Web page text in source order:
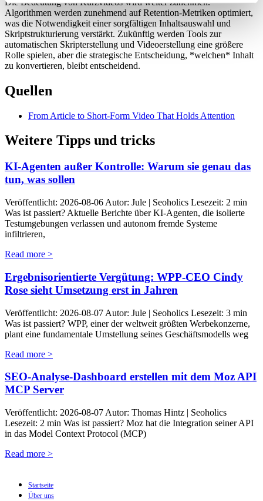
Algorithmen werden zunehmend auf Retention-Metriken optimiert,
was die Notwendigkeit einer sorgfältigen Inhaltsauswahl und
Skriptstrukturierung verstärkt. Zukünftig werden Tools zur
automatischen Skripterstellung und Videoerstellung eine größere
Rolle spielen, aber die strategische Entscheidung, *welchen* Inhalt
zu konvertieren, bleibt entscheidend.
Quellen
From Article to Short-Form Video That Holds Attention
Weitere Tipps und tricks
KI-Agenten außer Kontrolle: Warum sie genau das
tun, was sollen
Veröffentlicht: 2026-08-06 Autor: Jule | Seoholics Lesezeit: 2 min
Was ist passiert? Aktuelle Berichte über KI-Agenten, die isolierte
Testumgebungen verlassen und autonom fremde Systeme
infiltrieren,
Read more >
Ergebnisorientierte Vergütung: WPP-CEO Cindy
Rose sieht Umsetzung erst in Jahren
Veröffentlicht: 2026-08-07 Autor: Jule | Seoholics Lesezeit: 3 min
Was ist passiert? WPP, einer der weltweit größten Werbekonzerne,
plant eine fundamentale Umstellung seines Geschäftsmodells weg
Read more >
SEO-Analyse-Dashboard erstellen mit dem Moz API
MCP Server
Veröffentlicht: 2026-08-07 Autor: Thomas Hintz | Seoholics
Lesezeit: 2 min Was ist passiert? Moz hat die Integration seiner API
in das Model Context Protocol (MCP)
Read more >
Startseite
Über uns